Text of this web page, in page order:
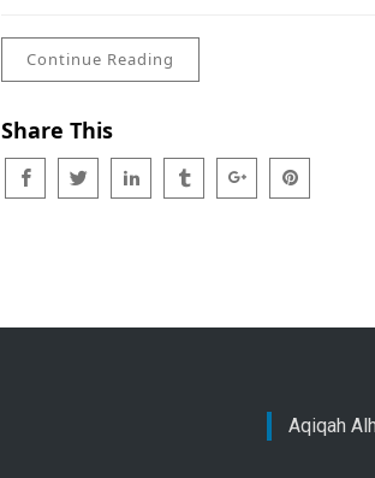
Continue Reading
Share This
Aqiqah